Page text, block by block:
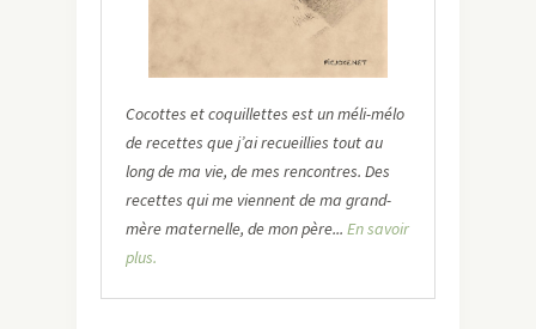
Cocottes et coquillettes est un méli-mélo
de recettes que j’ai recueillies tout au
long de ma vie, de mes rencontres. Des
recettes qui me viennent de ma grand-
mère maternelle, de mon père... En savoir
plus.